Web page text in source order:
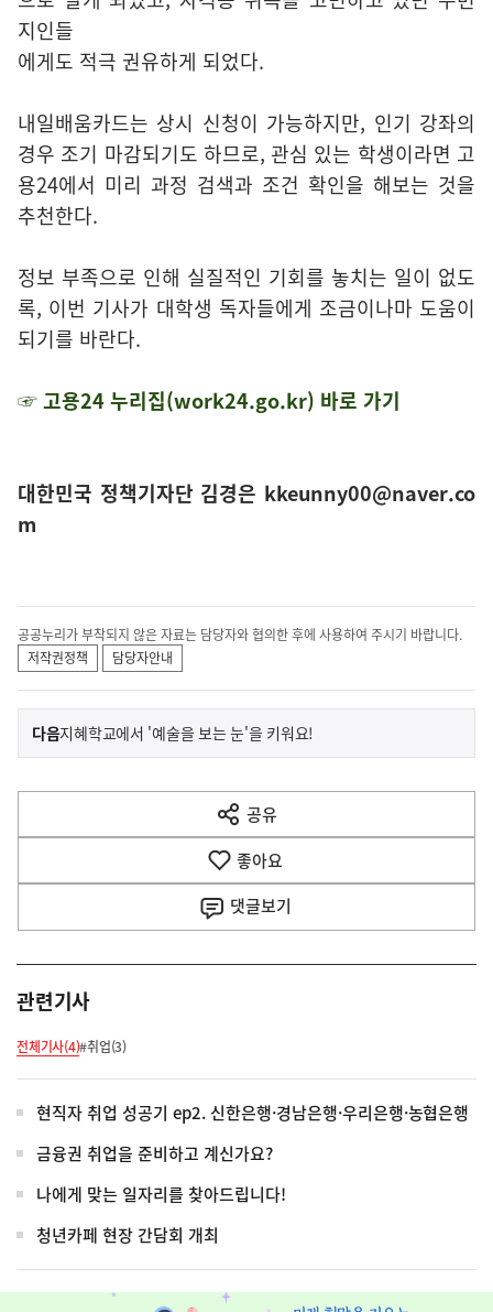
지인들
에게도 적극 권유하게 되었다.
내일배움카드는 상시 신청이 가능하지만, 인기 강좌의
경우 조기 마감되기도 하므로, 관심 있는 학생이라면 고
용24에서 미리 과정 검색과 조건 확인을 해보는 것을
추천한다.
정보 부족으로 인해 실질적인 기회를 놓치는 일이 없도
록, 이번 기사가 대학생 독자들에게 조금이나마 도움이
되기를 바란다.
☞ 고용24 누리집(work24.go.kr) 바로 가기
대한민국 정책기자단 김경은 kkeunny00@naver.co
m
공공누리가 부착되지 않은 자료는 담당자와 협의한 후에 사용하여 주시기 바랍니다.
저작권정책
담당자안내
이
전
다
음
다음기
지혜학교에서 '예술을 보는 눈'을 키워요!
공유
열
기
좋아요
댓글보기
관련기사
전체기사(4)#취업(3)
현직자 취업 성공기 ep2. 신한은행·경남은행·우리은행·농협은행
금융권 취업을 준비하고 계신가요?
나에게 맞는 일자리를 찾아드립니다!
청년카페 현장 간담회 개최